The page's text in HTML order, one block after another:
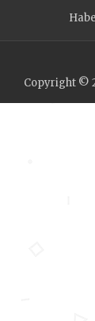
Copyright ©